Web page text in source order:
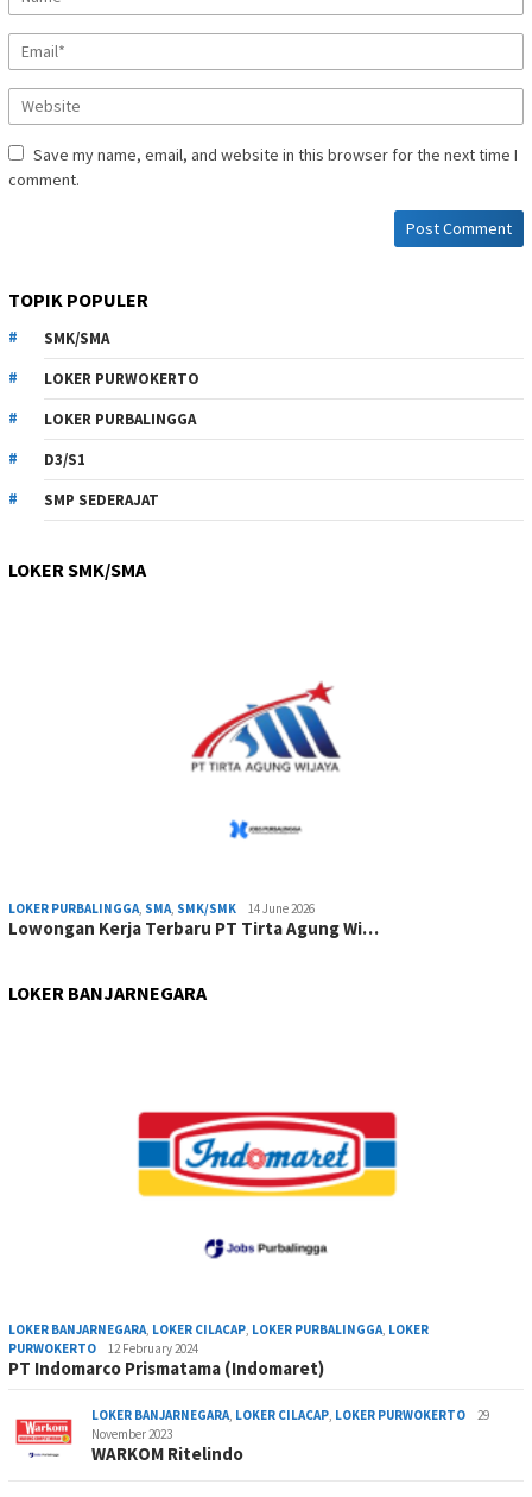
Save my name, email, and website in this browser for the next time I
comment.
TOPIK POPULER
SMK/SMA
LOKER PURWOKERTO
LOKER PURBALINGGA
D3/S1
SMP SEDERAJAT
LOKER SMK/SMA
LOKER PURBALINGGA, SMA, SMK/SMK 14 June 2026
Lowongan Kerja Terbaru PT Tirta Agung Wi…
LOKER BANJARNEGARA
LOKER BANJARNEGARA, LOKER CILACAP, LOKER PURBALINGGA, LOKER
PURWOKERTO
12 February 2024
PT Indomarco Prismatama (Indomaret)
LOKER BANJARNEGARA, LOKER CILACAP, LOKER PURWOKERTO
29
November 2023
WARKOM Ritelindo